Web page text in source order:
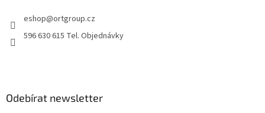
eshop@ortgroup.cz
596 630 615 Tel. Objednávky
Odebírat newsletter